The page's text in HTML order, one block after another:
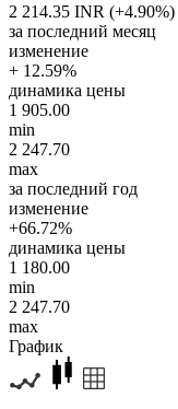
2 214.35 INR (+4.90%)
за последний месяц
изменение
+ 12.59%
динамика цены
1 905.00
min
2 247.70
max
за последний год
изменение
+66.72%
динамика цены
1 180.00
min
2 247.70
max
График